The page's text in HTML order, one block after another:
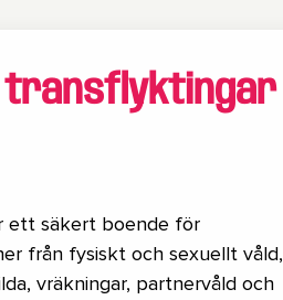
transflyktingar
ett säkert boende för
från fysiskt och sexuellt våld,
vräkningar, partnervåld och